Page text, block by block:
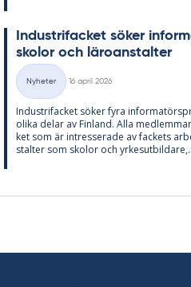
In­du­stri­fac­ket sö­ker
sko­lor och läro­an­stal­ter
Kategorier
Nyheter
16 april 2026
In­du­stri­fac­ket sö­ker fyra
oli­ka de­lar av Fin­land. Alla
ket som är in­tres­se­ra­de av fac­kets
stal­ter som sko­lor och